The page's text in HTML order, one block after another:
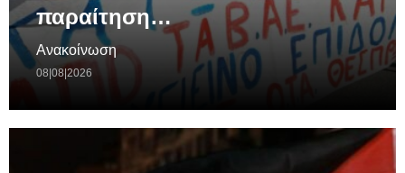
παραίτηση…
Ανακοίνωση
08|08|2026